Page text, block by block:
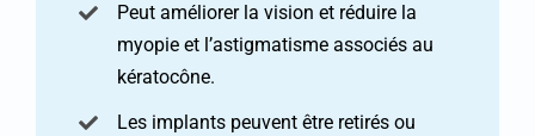
Peut améliorer la vision et réduire la
myopie et l’astigmatisme associés au
kératocône.
Les implants peuvent être retirés ou